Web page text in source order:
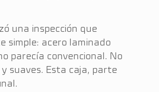
una inspección que
simple: acero laminado
parecía convencional. No
suaves. Esta caja, parte